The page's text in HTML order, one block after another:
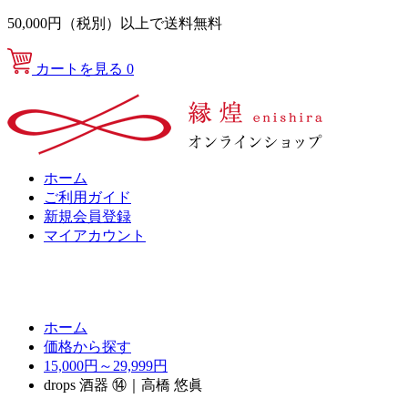
50,000円（税別）以上で送料無料
カートを見る 0
ホーム
ご利用ガイド
新規会員登録
マイアカウント
ホーム
価格から探す
15,000円～29,999円
drops 酒器 ⑭｜高橋 悠眞